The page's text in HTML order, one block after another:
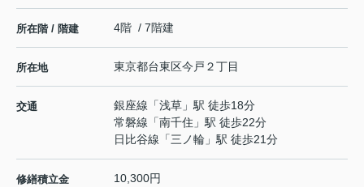
所在階 / 階建 4階 / 7階建
所在地 東京都台東区今戸 ２丁目
交通 銀座線 「浅草 」駅 徒歩18分
常磐線 「南千住 」駅 徒歩22分
日比谷線 「三ノ輪 」駅 徒歩21分
修繕積立金 10,300円